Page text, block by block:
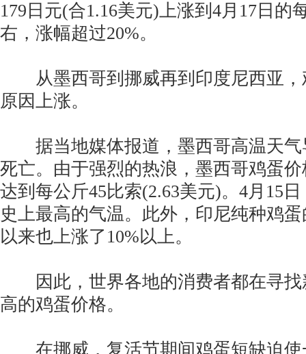
179日元(合1.16美元)上涨到4月17日的
右，涨幅超过20%。
从墨西哥到挪威再到印度尼西亚，
原因上涨。
据当地媒体报道，墨西哥高温天气
死亡。由于强烈的热浪，墨西哥鸡蛋
达到每公斤45比索(2.63美元)。4月15
史上最高的气温。此外，印尼纯种鸡
以来也上涨了10%以上。
因此，世界各地的消费者都在寻找
高的鸡蛋价格。
在挪威，复活节期间鸡蛋短缺迫使